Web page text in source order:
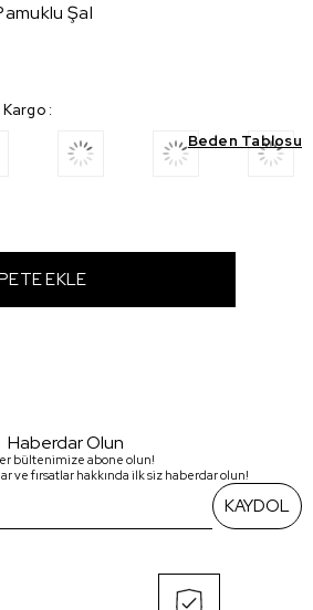
Şal
Kargo :
Beden Tablosu
Haberdar Olun
bültenimize abone olun!
ve fırsatlar hakkında ilk siz haberdar olun!
KAYDOL